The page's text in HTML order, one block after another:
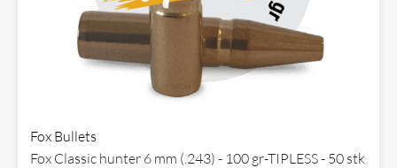
Fox Bullets
Fox Classic hunter 6 mm (.243) - 100 gr-TIPLESS - 50 stk